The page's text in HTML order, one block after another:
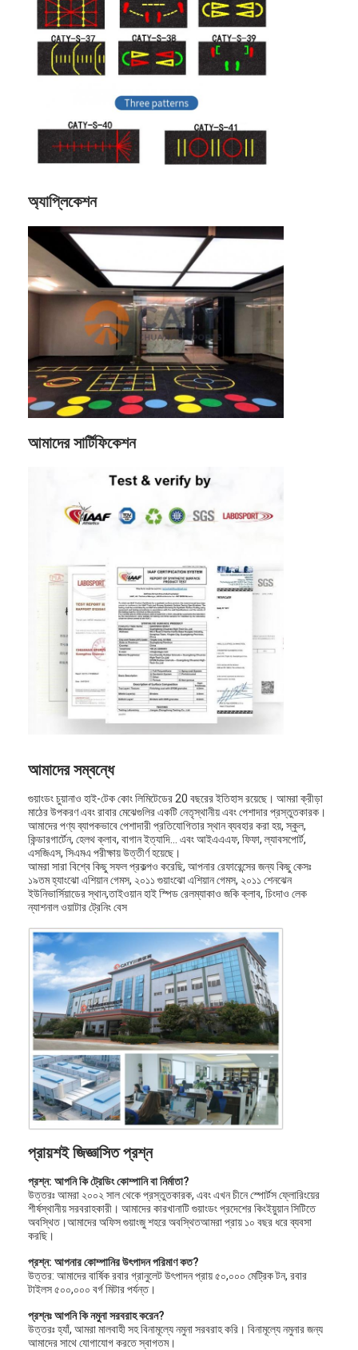
অ্যাপ্লিকেশন
আমাদের সার্টিফিকেশন
আমাদের সম্বন্ধে
গুয়াংডং চুয়ানাও হাই-টেক কোং লিমিটেডের 20 বছরের ইতিহাস রয়েছে। আমরা ক্রীড়া
মাঠের উপকরণ এবং রাবার মেঝেগুলির একটি নেতৃস্থানীয় এবং পেশাদার প্রস্তুতকারক।
আমাদের পণ্য ব্যাপকভাবে পেশাদারী প্রতিযোগিতার স্থান ব্যবহার করা হয়, স্কুল,
কিন্ডারগার্টেন, হেলথ ক্লাব, বাগান ইত্যাদি... এবং আইএএএফ, ফিফা, ল্যাবসপোর্ট,
এসজিএস, সিএমএ পরীক্ষায় উত্তীর্ণ হয়েছে।
আমরা সারা বিশ্বে কিছু সফল প্রকল্পও করেছি, আপনার রেফারেন্সের জন্য কিছু কেসঃ
১৯তম হ্যাংঝো এশিয়ান গেমস, ২০১১ গুয়াংঝো এশিয়ান গেমস, ২০১১ শেনঝেন
ইউনিভার্সিয়াডের স্থান,তাইওয়ান হাই স্পিড রেলম্যাকাও জকি ক্লাব, চিংদাও লেক
ন্যাশনাল ওয়াটার ট্রেনিং বেস
প্রায়শই জিজ্ঞাসিত প্রশ্ন
প্রশ্ন: আপনি কি ট্রেডিং কোম্পানি বা নির্মাতা?
উত্তরঃ আমরা ২০০২ সাল থেকে প্রস্তুতকারক, এবং এখন চীনে স্পোর্টস ফ্লোরিংয়ের
শীর্ষস্থানীয় সরবরাহকারী। আমাদের কারখানাটি গুয়াংডং প্রদেশের কিংইয়ুয়ান সিটিতে
অবস্থিত।আমাদের অফিস গুয়াংজু শহরে অবস্থিতআমরা প্রায় ১০ বছর ধরে ব্যবসা
করছি।
প্রশ্ন: আপনার কোম্পানির উৎপাদন পরিমাণ কত?
উত্তর: আমাদের বার্ষিক রবার গ্রানুলেট উৎপাদন প্রায় ৫০,০০০ মেট্রিক টন, রবার
টাইলস ৫০০,০০০ বর্গ মিটার পর্যন্ত।
প্রশ্নঃ আপনি কি নমুনা সরবরাহ করেন?
উত্তরঃ হ্যাঁ, আমরা মালবাহী সহ বিনামূল্যে নমুনা সরবরাহ করি। বিনামূল্যে নমুনার জন্য
আমাদের সাথে যোগাযোগ করতে স্বাগতম।